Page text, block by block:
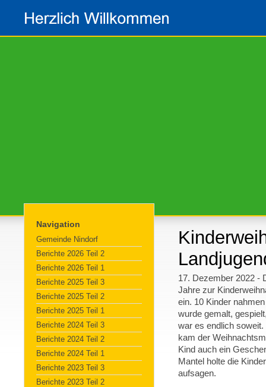
Navigation
Gemeinde Nindorf
Berichte 2026 Teil 2
Berichte 2026 Teil 1
Berichte 2025 Teil 3
Berichte 2025 Teil 2
Berichte 2025 Teil 1
Berichte 2024 Teil 3
Berichte 2024 Teil 2
Berichte 2024 Teil 1
Berichte 2023 Teil 3
Berichte 2023 Teil 2
17. Dezember 2022 -
Jahre zur
ein. 10 Kinder
wurde gemalt,
war es endlich
kam der
Kind auch ein
Mantel holte die
aufsagen.